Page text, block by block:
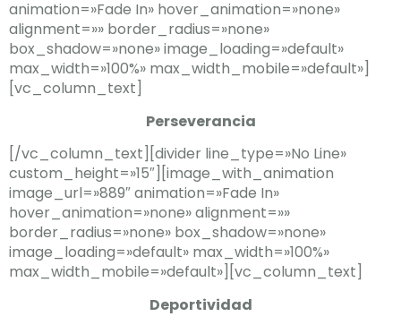
animation=»Fade In» hover_animation=»none»
alignment=»» border_radius=»none»
box_shadow=»none» image_loading=»default»
max_width=»100%» max_width_mobile=»default»]
[vc_column_text]
Perseverancia
[/vc_column_text][divider line_type=»No Line»
custom_height=»15″][image_with_animation
image_url=»889″ animation=»Fade In»
hover_animation=»none» alignment=»»
border_radius=»none» box_shadow=»none»
image_loading=»default» max_width=»100%»
max_width_mobile=»default»][vc_column_text]
Deportividad